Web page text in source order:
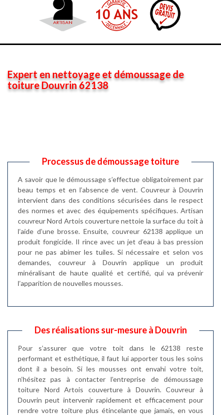
Expert en nettoyage et démoussage de
toiture Douvrin 62138
Processus de démoussage toiture
A savoir que le démoussage s’effectue obligatoirement par
beau temps et en l’absence de vent. Couvreur à Douvrin
intervient dans des conditions sécurisées dans le respect
des normes et avec des équipements spécifiques. Artisan
couvreur Nord Artois couverture nettoie la surface du toit à
l’aide d’une brosse. Ensuite, couvreur 62138 applique un
produit fongicide. Il rince avec un jet d’eau à bas pression
pour ne pas abimer les tuiles. Si nécessaire et selon vos
demandes, couvreur à Douvrin applique un produit
minéralisant de haute qualité et certifié, qui va prévenir
l’apparition de nouvelles mousses.
Des réalisations sur-mesure à Douvrin
Pour s’assurer que votre toit dans le 62138 reste
performant et esthétique, il faut lui apporter tous les soins
dont il a besoin. Si les mousses ont envahi votre toit,
n’hésitez pas à contacter l’entreprise de démoussage
toiture Nord Artois couverture à Douvrin. Couvreur à
Douvrin peut intervenir rapidement et efficacement pour
rendre votre toiture plus étincelante que jamais, en vous